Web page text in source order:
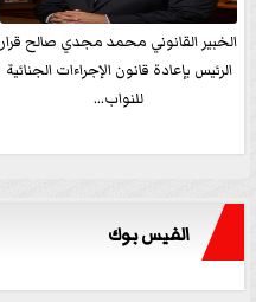
الخبير القانوني محمد مجدي صالح قرار
الرئيس بإعادة قانون الإجراءات الجنائية
للنواب...
الفيس بوك